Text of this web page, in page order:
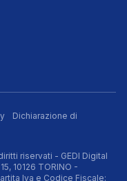
Dichiarazione di
riservati - GEDI Digital
10126 TORINO -
Iva e Codice Fiscale: